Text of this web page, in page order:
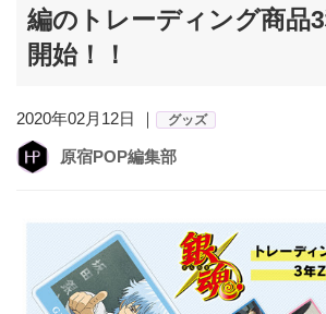
編のトレーディング商品
開始！！
2020年02月12日 ｜ グッズ
原宿POP編集部